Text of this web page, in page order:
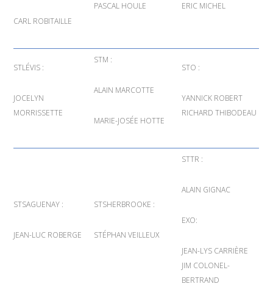
CARL ROBITAILLE
PASCAL HOULE ERIC MICHEL
STLÉVIS :
JOCELYN
MORRISSETTE
STM :
ALAIN MARCOTTE
MARIE-JOSÉE HOTTE
STO :
YANNICK ROBERT
RICHARD THIBODEAU
STSAGUENAY :
JEAN-LUC ROBERGE
STSHERBROOKE :
STÉPHAN VEILLEUX
STTR :
ALAIN GIGNAC
EXO:
JEAN-LYS CARRIÈRE
JIM COLONEL-
BERTRAND